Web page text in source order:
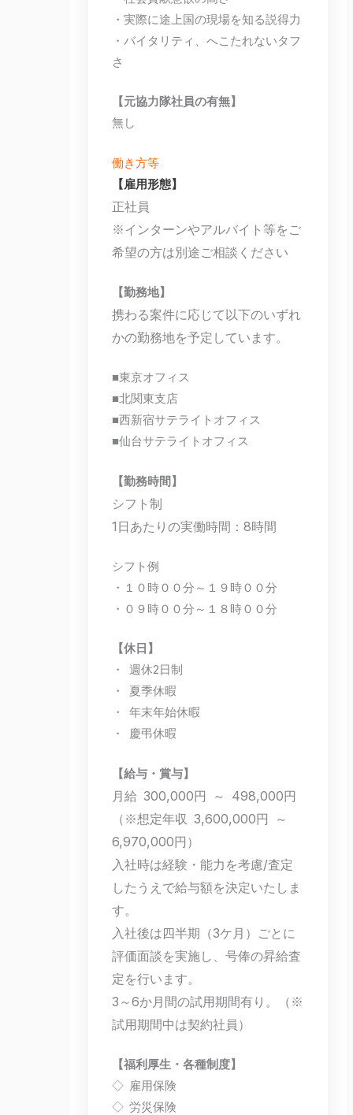
・実際に途上国の現場を知る説得力
・バイタリティ、へこたれないタフ
さ
【元協力隊社員の有無】
無し
働き方等
【雇用形態】
正社員
※インターンやアルバイト等をご
希望の方は別途ご相談ください
【勤務地】
携わる案件に応じて以下のいずれ
かの勤務地を予定しています。
■東京オフィス
■北関東支店
■西新宿サテライトオフィス
■仙台サテライトオフィス
【勤務時間】
シフト制
1日あたりの実働時間：8時間
シフト例
・１０時００分～１９時００分
・０９時００分～１８時００分
【休日】
・ 週休2日制
・ 夏季休暇
・ 年末年始休暇
・ 慶弔休暇
【給与・賞与】
月給 300,000円 ～ 498,000円
（※想定年収 3,600,000円 ～
6,970,000円）
入社時は経験・能力を考慮/査定
したうえで給与額を決定いたしま
す。
入社後は四半期（3ケ月）ごとに
評価面談を実施し、号俸の昇給査
定を行います。
3～6か月間の試用期間有り。（※
試用期間中は契約社員）
【福利厚生・各種制度】
◇ 雇用保険
◇ 労災保険